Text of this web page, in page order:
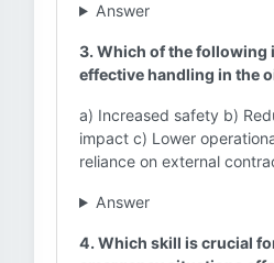
Answer
3. Which of the following
effective handling in the
a) Increased safety b)
impact c) Lower
reliance on external
Answer
4. Which skill is crucial